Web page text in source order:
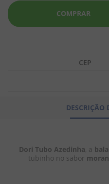
COMPRAR
CEP
DESCRIÇÃO
Dori Tubo Azedinha, a
tubinho no sabor